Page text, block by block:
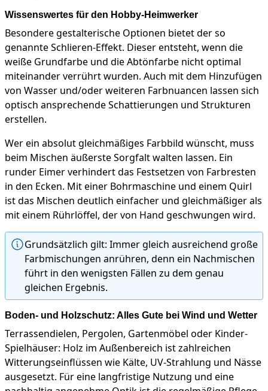
Wissenswertes für den Hobby-Heimwerker
Besondere gestalterische Optionen bietet der so
genannte Schlieren-Effekt. Dieser entsteht, wenn die
weiße Grundfarbe und die Abtönfarbe nicht optimal
miteinander verrührt wurden. Auch mit dem Hinzufügen
von Wasser und/oder weiteren Farbnuancen lassen sich
optisch ansprechende Schattierungen und Strukturen
erstellen.
Wer ein absolut gleichmäßiges Farbbild wünscht, muss
beim Mischen äußerste Sorgfalt walten lassen. Ein
runder Eimer verhindert das Festsetzen von Farbresten
in den Ecken. Mit einer Bohrmaschine und einem Quirl
ist das Mischen deutlich einfacher und gleichmäßiger als
mit einem Rührlöffel, der von Hand geschwungen wird.
Grundsätzlich gilt: Immer gleich ausreichend große
Farbmischungen anrühren, denn ein Nachmischen
führt in den wenigsten Fällen zu dem genau
gleichen Ergebnis.
Boden- und Holzschutz: Alles Gute bei Wind und Wetter
Terrassendielen, Pergolen, Gartenmöbel oder Kinder-
Spielhäuser: Holz im Außenbereich ist zahlreichen
Witterungseinflüssen wie Kälte, UV-Strahlung und Nässe
ausgesetzt. Für eine langfristige Nutzung und eine